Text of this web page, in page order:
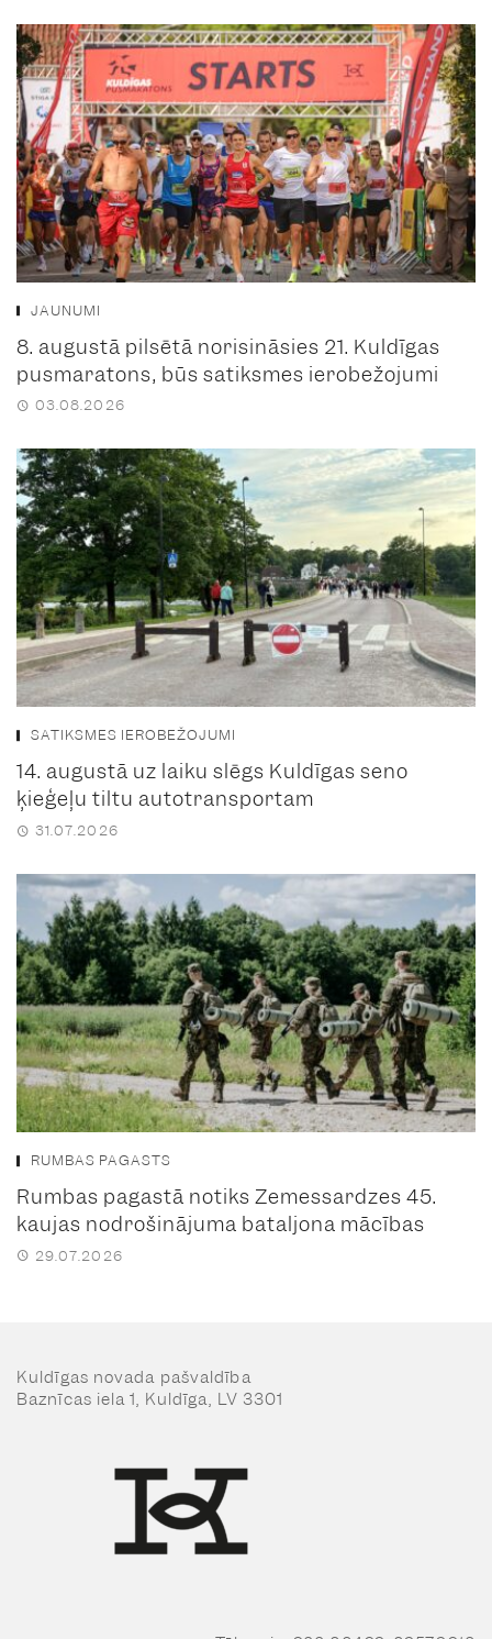
JAUNUMI
8. augustā pilsētā norisināsies 21. Kuldīgas
pusmaratons, būs satiksmes ierobežojumi
03.08.2026
SATIKSMES IEROBEŽOJUMI
14. augustā uz laiku slēgs Kuldīgas seno
ķieģeļu tiltu autotransportam
31.07.2026
RUMBAS PAGASTS
Rumbas pagastā notiks Zemessardzes 45.
kaujas nodrošinājuma bataljona mācības
29.07.2026
Kuldīgas novada pašvaldība
Baznīcas iela 1, Kuldīga, LV 3301